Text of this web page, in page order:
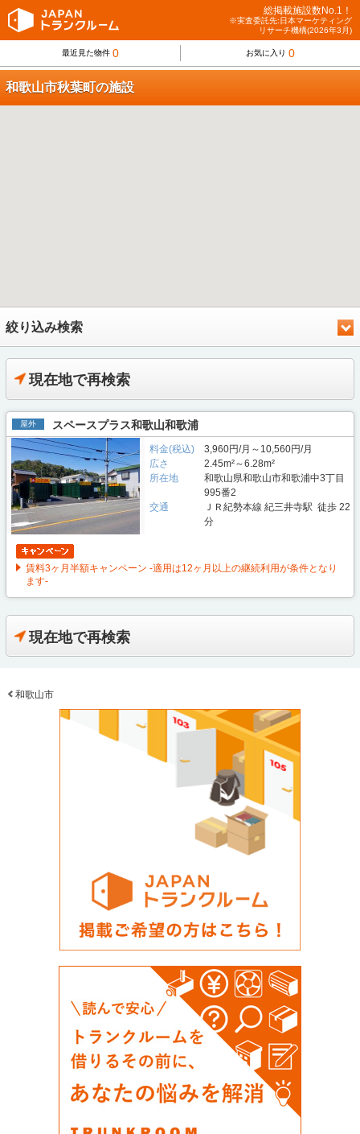
総掲載施設数No.1！
※実査委託先:日本マーケティング
リサーチ機構(2026年3月)
最近見た物件 0 お気に入り 0
和歌山市秋葉町の施設
絞り込み検索
現在地で再検索
屋外 スペースプラス和歌山和歌浦
料金(税込)
3,960円/月～10,560円/月
広さ
2.45m²～6.28m²
所在地
和歌山県和歌山市和歌浦中3丁目
995番2
交通
ＪＲ紀勢本線 紀三井寺駅 徒歩 22
分
賃料3ヶ月半額キャンペーン -適用は12ヶ月以上の継続利用が条件となり
ます-
現在地で再検索
和歌山市